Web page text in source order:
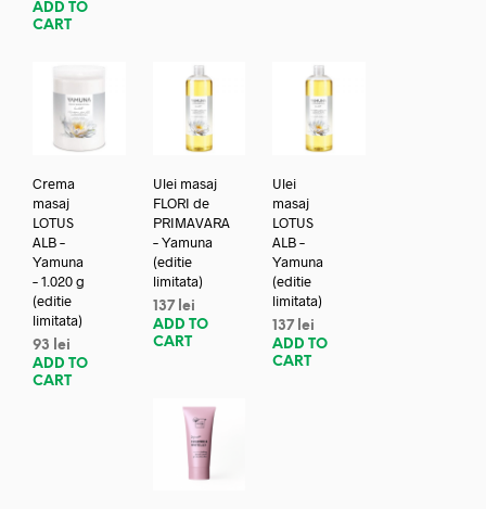
ADD TO
CART
Crema
masaj
LOTUS
ALB –
Yamuna
– 1.020 g
(editie
limitata)
93
lei
ADD TO
CART
Ulei masaj
FLORI de
PRIMAVARA
– Yamuna
(editie
limitata)
137 lei
ADD TO
CART
Ulei
masaj
LOTUS
ALB –
Yamuna
(editie
limitata)
137 lei
ADD TO
CART